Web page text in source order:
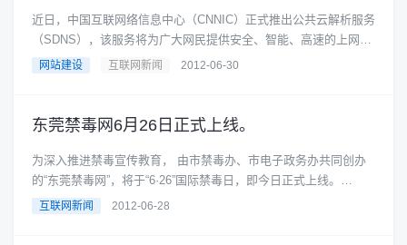
近日，中国互联网络信息中心（CNNIC）正式推出公共云解析服务
（SDNS），该服务将为广大网民提供安全、智能、高速的上网接
入解析服务。CNN......
网站建设 互联网新闻 2012-06-30
东莞禁毒网6月26日正式上线。
为深入推进禁毒宣传教育， 由市禁毒办、市电子政务办共同创办
的“东莞禁毒网”，将于“6·26”国际禁毒日，即今日正式上线。
据......
互联网新闻 2012-06-28